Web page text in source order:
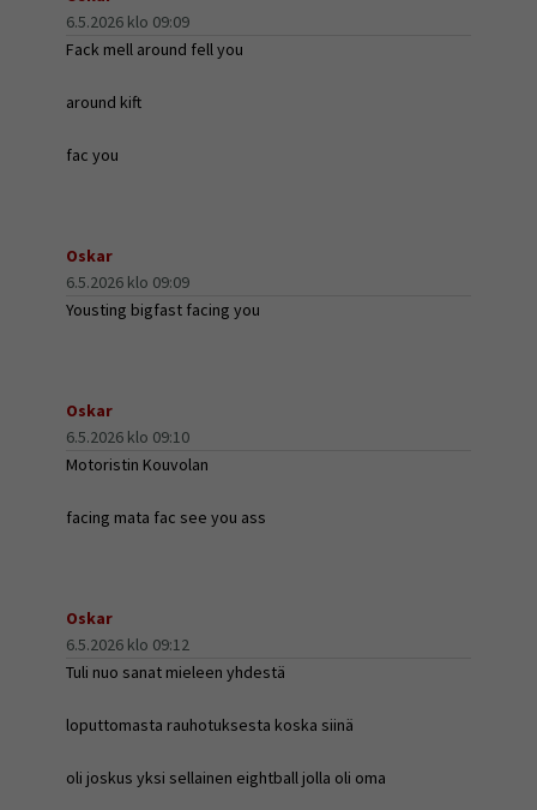
6.5.2026 klo 09:09
Fack mell around fell you
around kift
fac you
Oskar
6.5.2026 klo 09:09
Yousting bigfast facing you
Oskar
6.5.2026 klo 09:10
Motoristin Kouvolan
facing mata fac see you ass
Oskar
6.5.2026 klo 09:12
Tuli nuo sanat mieleen yhdestä
loputtomasta rauhotuksesta koska siinä
oli joskus yksi sellainen eightball jolla oli oma